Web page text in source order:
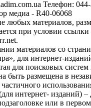
Телефон:
медиа - R40-06068
любых материалов,
при условии ссылки
материалов со
для интернет-
для поисковых систем
быть размещена в
интернет- изданий)
или в